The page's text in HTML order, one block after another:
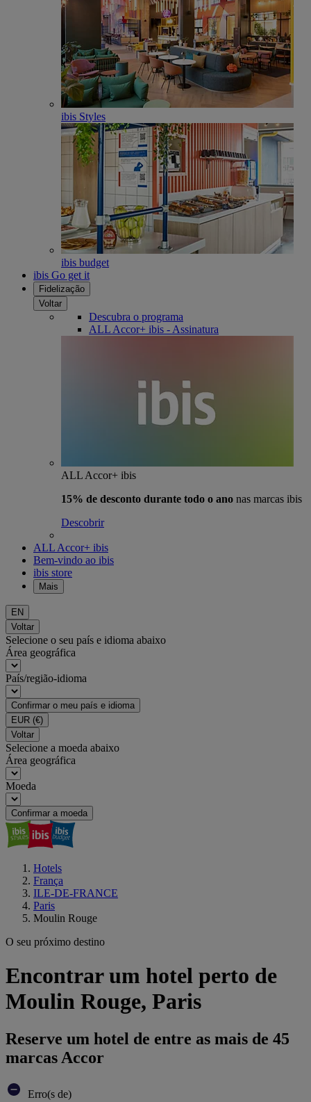
ibis Styles
ibis budget
ibis Go get it
Fidelização
Voltar
Descubra o programa
ALL Accor+ ibis - Assinatura
ALL Accor+ ibis
15% de desconto durante todo o ano nas marcas ibis
Descobrir
ALL Accor+ ibis
Bem-vindo ao ibis
ibis store
Mais
EN
Voltar
Selecione o seu país e idioma abaixo
Área geográfica
País/região-idioma
Confirmar o meu país e idioma
EUR (€)
Voltar
Selecione a moeda abaixo
Área geográfica
Moeda
Confirmar a moeda
Hotels
França
ILE-DE-FRANCE
Paris
Moulin Rouge
O seu próximo destino
Encontrar um hotel perto de
Moulin Rouge, Paris
Reserve um hotel de entre as mais de 45
marcas Accor
Erro(s de)